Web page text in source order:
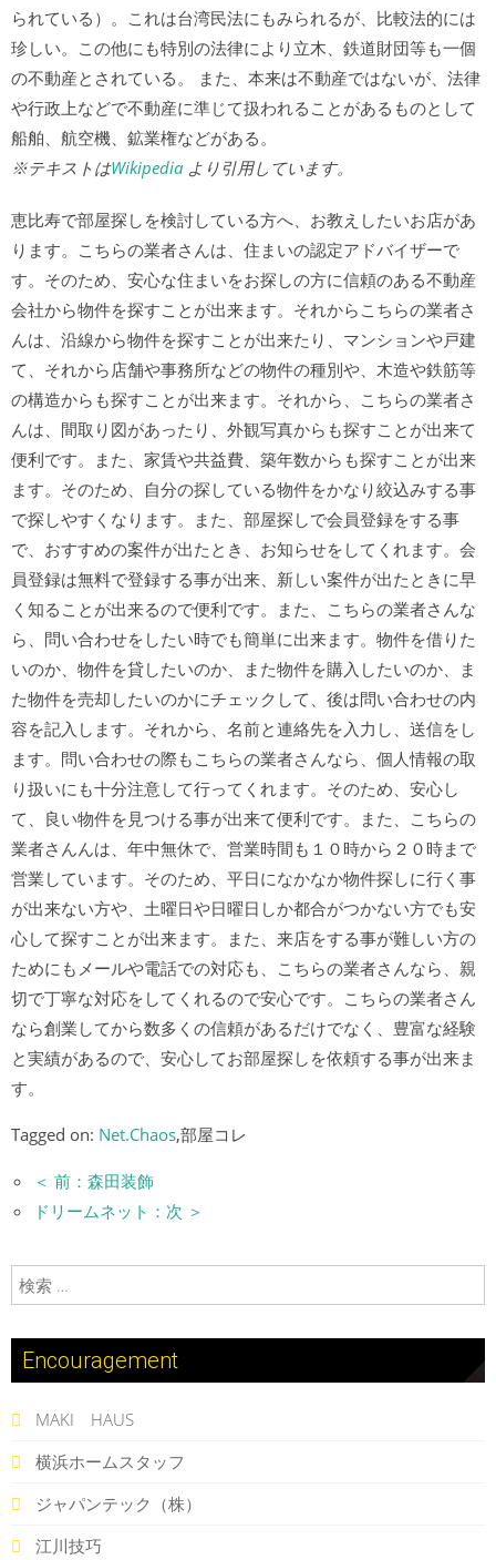
られている）。これは台湾民法にもみられるが、比較法的には
珍しい。この他にも特別の法律により立木、鉄道財団等も一個
の不動産とされている。 また、本来は不動産ではないが、法律
や行政上などで不動産に準じて扱われることがあるものとして
船舶、航空機、鉱業権などがある。
※テキストはWikipedia より引用しています。
恵比寿で部屋探しを検討している方へ、お教えしたいお店があ
ります。こちらの業者さんは、住まいの認定アドバイザーで
す。そのため、安心な住まいをお探しの方に信頼のある不動産
会社から物件を探すことが出来ます。それからこちらの業者さ
んは、沿線から物件を探すことが出来たり、マンションや戸建
て、それから店舗や事務所などの物件の種別や、木造や鉄筋等
の構造からも探すことが出来ます。それから、こちらの業者さ
んは、間取り図があったり、外観写真からも探すことが出来て
便利です。また、家賃や共益費、築年数からも探すことが出来
ます。そのため、自分の探している物件をかなり絞込みする事
で探しやすくなります。また、部屋探しで会員登録をする事
で、おすすめの案件が出たとき、お知らせをしてくれます。会
員登録は無料で登録する事が出来、新しい案件が出たときに早
く知ることが出来るので便利です。また、こちらの業者さんな
ら、問い合わせをしたい時でも簡単に出来ます。物件を借りた
いのか、物件を貸したいのか、また物件を購入したいのか、ま
た物件を売却したいのかにチェックして、後は問い合わせの内
容を記入します。それから、名前と連絡先を入力し、送信をし
ます。問い合わせの際もこちらの業者さんなら、個人情報の取
り扱いにも十分注意して行ってくれます。そのため、安心し
て、良い物件を見つける事が出来て便利です。また、こちらの
業者さんんは、年中無休で、営業時間も１０時から２０時まで
営業しています。そのため、平日になかなか物件探しに行く事
が出来ない方や、土曜日や日曜日しか都合がつかない方でも安
心して探すことが出来ます。また、来店をする事が難しい方の
ためにもメールや電話での対応も、こちらの業者さんなら、親
切で丁寧な対応をしてくれるので安心です。こちらの業者さん
なら創業してから数多くの信頼があるだけでなく、豊富な経験
と実績があるので、安心してお部屋探しを依頼する事が出来ま
す。
Tagged on: Net.Chaos,部屋コレ
＜ 前：森田装飾
ドリームネット：次 ＞
検索:
Encouragement
MAKI HAUS
横浜ホームスタッフ
ジャパンテック（株）
江川技巧